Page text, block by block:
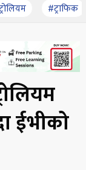
#ट्राफिक
ईभीको